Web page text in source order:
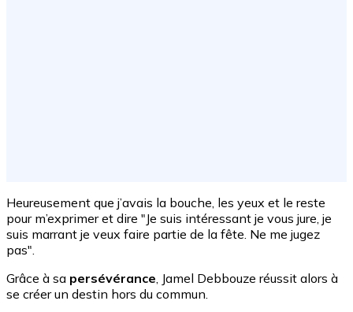
Heureusement que j’avais la bouche, les yeux et le reste
pour m’exprimer et dire "Je suis intéressant je vous jure, je
suis marrant je veux faire partie de la fête. Ne me jugez
pas".
Grâce à sa persévérance , Jamel Debbouze réussit alors à
se créer un destin hors du commun.